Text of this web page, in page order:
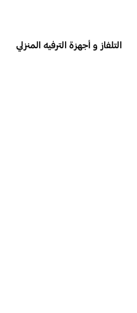
التلفاز و أجهزة الترفيه المنزلي